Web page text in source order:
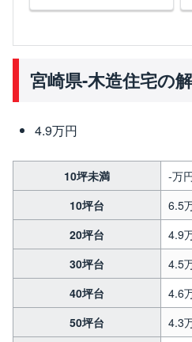
宮崎県-木造住宅の
4.9万円
10坪未満
-万
10坪台
6.5
20坪台
4.9
30坪台
4.5
40坪台
4.6
50坪台
4.3